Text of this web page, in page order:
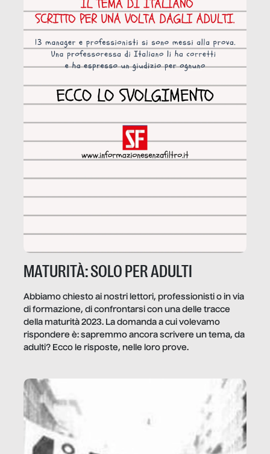
MATURITÀ: SOLO PER ADULTI
Abbiamo chiesto ai nostri lettori, professionisti o in via
di formazione, di confrontarsi con una delle tracce
della maturità 2023. La domanda a cui volevamo
rispondere è: sapremmo ancora scrivere un tema, da
adulti? Ecco le risposte, nelle loro prove.